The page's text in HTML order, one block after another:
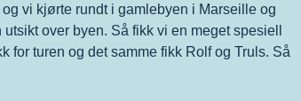
vi kjørte rundt i gamlebyen i Marseille og
over byen. Så fikk vi en meget spesiell
for turen og det samme fikk Rolf og Truls. Så